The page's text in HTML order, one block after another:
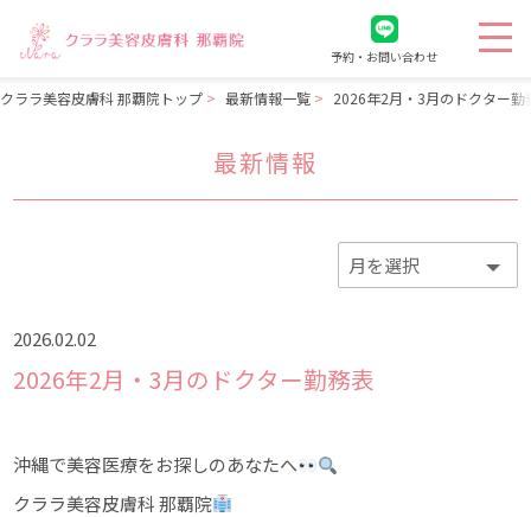
予約・お問い合わせ
クララ美容皮膚科 那覇院トップ 最新情報一覧 2026年2月・3月のドクター勤
最新情報
2026.02.02
2026年2月・3月のドクター勤務表
沖縄で美容医療をお探しのあなたへ
クララ美容皮膚科 那覇院